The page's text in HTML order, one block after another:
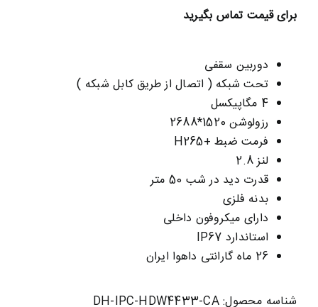
برای قیمت تماس بگیرید
دوربین سقفی
تحت شبکه ( اتصال از طریق کابل شبکه )
4 مگاپیکسل
رزولوشن 1520*2688
فرمت ضبط +H265
لنز 2.8
قدرت دید در شب 50 متر
بدنه فلزی
دارای میکروفون داخلی
استاندارد IP67
26 ماه گارانتی داهوا ایران
شناسه محصول:DH-IPC-HDW4433-CA